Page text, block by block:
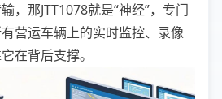
，那JTT1078就是“神经”，专门
营运车辆上的实时监控、录像
在背后支撑。